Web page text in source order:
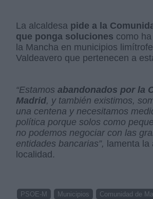
La alcaldesa pide a la
que ponga soluciones como
la Mancha en municipios
Valdeavero que pertenecen a
“Estamosabandonados por la
Madrid, y también existimos,
una centena y necesitamos
política porque solos como
no podemos negociar con las
entidades bancarias”, lamenta
localidad.
PSOE-M Municipios Comunidad de